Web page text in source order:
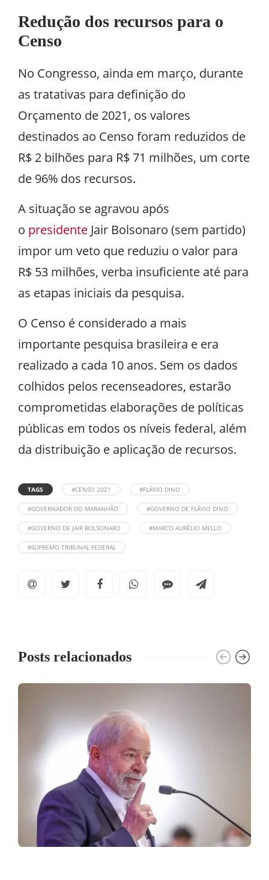
Redução dos recursos para o
Censo
No Congresso, ainda em março, durante
as tratativas para definição do
Orçamento de 2021, os valores
destinados ao Censo foram reduzidos de
R$ 2 bilhões para R$ 71 milhões, um corte
de 96% dos recursos.
A situação se agravou após
o presidente Jair Bolsonaro (sem partido)
impor um veto que reduziu o valor para
R$ 53 milhões, verba insuficiente até para
as etapas iniciais da pesquisa.
O Censo é considerado a mais
importante pesquisa brasileira e era
realizado a cada 10 anos. Sem os dados
colhidos pelos recenseadores, estarão
comprometidas elaborações de políticas
públicas em todos os níveis federal, além
da distribuição e aplicação de recursos.
TAGS #CENSO 2021 #FLÁVIO DINO
#GOVERNADOR DO MARANHÃO #GOVERNO DE FLÁVIO DINO
#GOVERNO DE JAIR BOLSONARO #MARCO AURÉLIO MELLO
#SUPREMO TRIBUNAL FEDERAL
Posts relacionados